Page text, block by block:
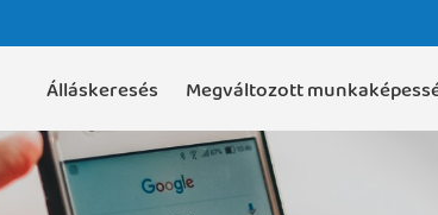
Álláskeresés Megváltozott